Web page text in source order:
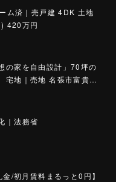
ム済｜売戸建 4DK 土地
420万円
の家を自由設計」70坪の
地｜売地 名張市富貴…
｜法務省
/初月賃料まるっと0円】